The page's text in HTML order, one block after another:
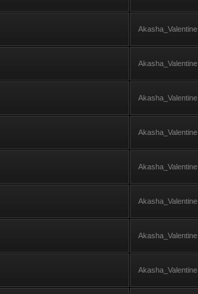
Akasha_Valentine
Akasha_Valentine
Akasha_Valentine
Akasha_Valentine
Akasha_Valentine
Akasha_Valentine
Akasha_Valentine
Akasha_Valentine